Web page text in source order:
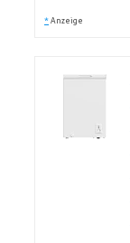
* Anzeige